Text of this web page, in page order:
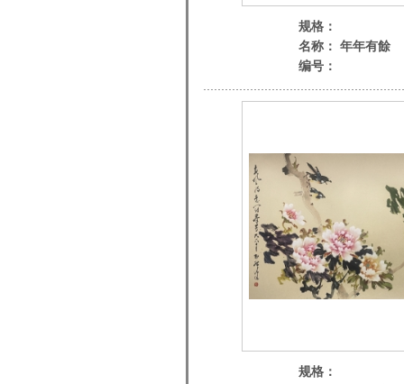
规格：
名称： 年年有餘
编号：
规格：